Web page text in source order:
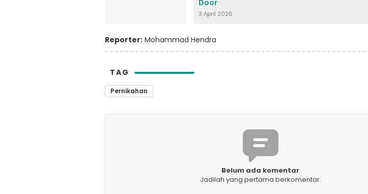
Door
3 April 2026
Reporter: Mohammad Hendra
TAG
Pernikahan
Belum ada komentar
Jadilah yang pertama berkomentar.